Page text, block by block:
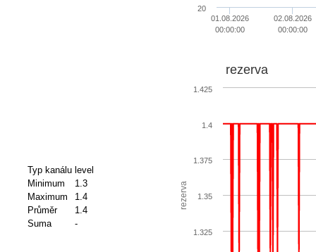
01.08.2026
00:00:00
02.08.2026
00:00:00
20
Typ kanálu level
Minimum
1.3
Maximum
1.4
Průměr
1.4
Suma
-
rezerva
rezerva
1.325
1.35
1.375
1.4
1.425